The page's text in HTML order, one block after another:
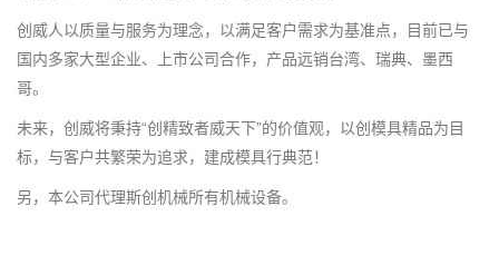
创威人以质量与服务为理念，以满足客户需求为基准点，目前已与
国内多家大型企业、上市公司合作，产品远销台湾、瑞典、墨西
哥。
未来，创威将秉持“创精致者威天下”的价值观，以创模具精品为目
标，与客户共繁荣为追求，建成模具行典范！
另，本公司代理斯创机械所有机械设备。